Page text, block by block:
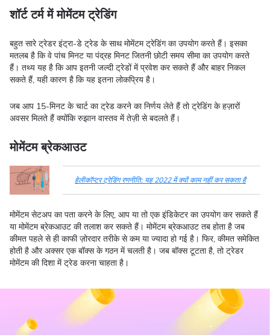
शॉर्ट टर्म में मोमेंटम ट्रेडिंग
बहुत सारे ट्रेडर इंट्रा-डे ट्रेड के साथ मोमेंटम ट्रेडिंग का उपयोग करते हैं। इसका
मतलब है कि वे पांच मिनट या पंद्रह मिनट जितनी छोटी समय सीमा का उपयोग करते
हैं। तथ्य यह है कि आप इतनी जल्दी ट्रेडों में प्रवेश कर सकते हैं और बाहर निकल
सकते हैं, यही कारण है कि यह इतना लोकप्रिय है।
जब आप 15-मिनट के चार्ट का ट्रेड करने का निर्णय लेते हैं तो ट्रेडिंग के हज़ारों
अवसर मिलते हैं क्योंकि रुझान वास्तव में तेज़ी से बदलते हैं।
मोमेंटम ब्रेकआउट
हेलीकॉप्टर ट्रेडिंग रणनीति: यह 2022 में क्यों काम नहीं कर सकता है
मोमेंटम सेटअप का पता करने के लिए, आप या तो एक इंडिकेटर का उपयोग कर सकते हैं
या मोमेंटम ब्रेकआउट की तलाश कर सकते हैं। मोमेंटम ब्रेकआउट तब होता है जब
कीमत पहले से ही काफी ज़ोरदार तरीके से कम या ज्यादा हो गई है। फिर, कीमत समेकित
होती है और अक्सर एक बॉक्स के गठन में चलती है। जब बॉक्स टूटता है, तो ट्रेडर
मोमेंटम की दिशा में ट्रेड करना चाहता है।